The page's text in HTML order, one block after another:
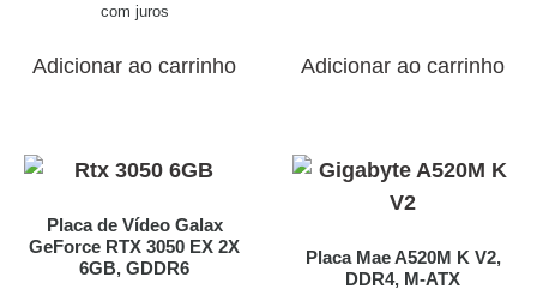
com juros
Adicionar ao carrinho Adicionar ao carrinho
Placa de Vídeo Galax
GeForce RTX 3050 EX 2X
6GB, GDDR6
Placa Mae A520M K V2,
DDR4, M-ATX